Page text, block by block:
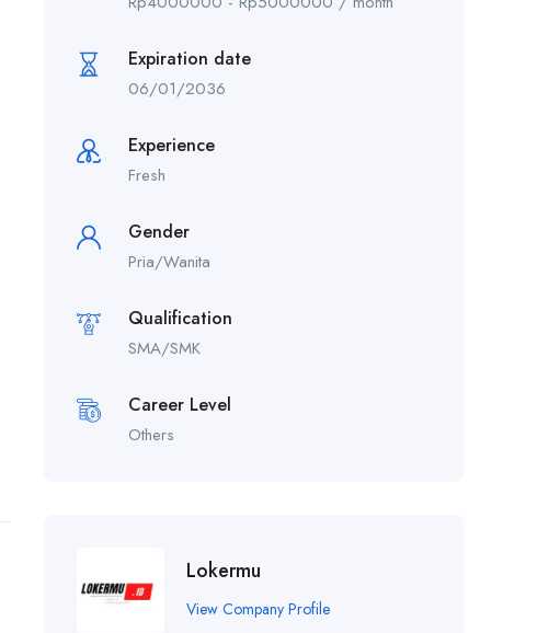
Expiration date
06/01/2036
Experience
Fresh
Gender
Pria/Wanita
Qualification
SMA/SMK
Career Level
Others
Lokermu
View Company Profile